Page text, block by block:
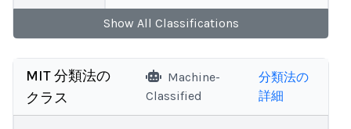
Show All Classifications
MIT 分類法の
クラス
Machine-
Classified
分類法の
詳細